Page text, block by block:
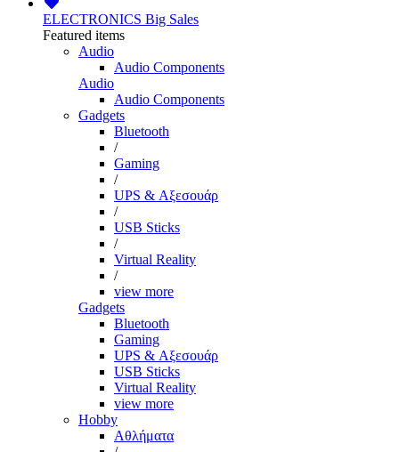
ELECTRONICS Big Sales
Featured items
Audio
Audio Components
Audio
Audio Components
Gadgets
Bluetooth
/
Gaming
/
UPS & Αξεσουάρ
/
USB Sticks
/
Virtual Reality
/
view more
Gadgets
Bluetooth
Gaming
UPS & Αξεσουάρ
USB Sticks
Virtual Reality
view more
Hobby
Αθλήματα